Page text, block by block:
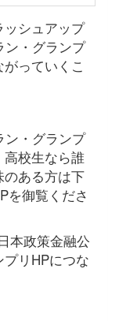
シュアップ
ン・グランプ
っていくこ
ン・グランプ
高校生なら誰
ある方は下
を御覧くださ
本政策金融公
リHPにつな